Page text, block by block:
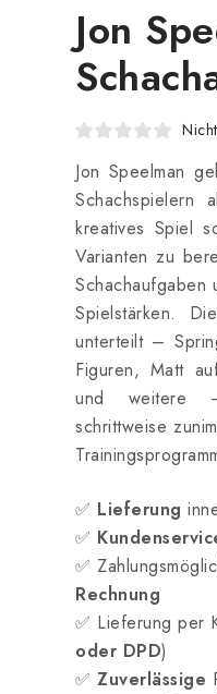
Jon
Jon Speelman
kreatives Spiel
Varianten zu
Spielstärken.
unterteilt –
Figuren, Matt
und weitere
schrittweise
✅ Lieferung
✅
✅
Rechnung
✅ Lieferung per
oder DPD)
✅ Zuverlässige